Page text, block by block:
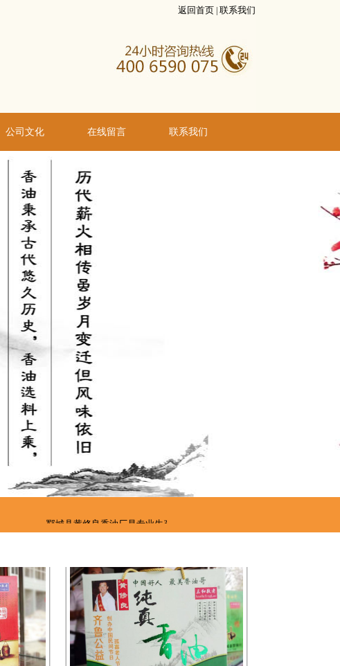
返回首页 联系我们
公司文化 在线留言 联系我们
郓城县黄修良香油厂是专业生产销售白、黑芝麻香油,小磨麻汁等多种芝麻系
礼盒装香油系列